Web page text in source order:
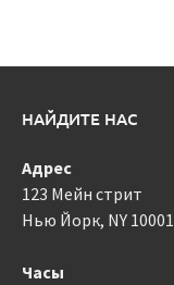
НАЙДИТЕ НАС
Адрес
123 Мейн стрит
Нью Йорк, NY 10001
Часы